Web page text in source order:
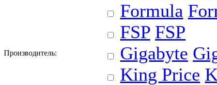
Производитель:
Formula
FSP FSP
Gigabyte
King Price